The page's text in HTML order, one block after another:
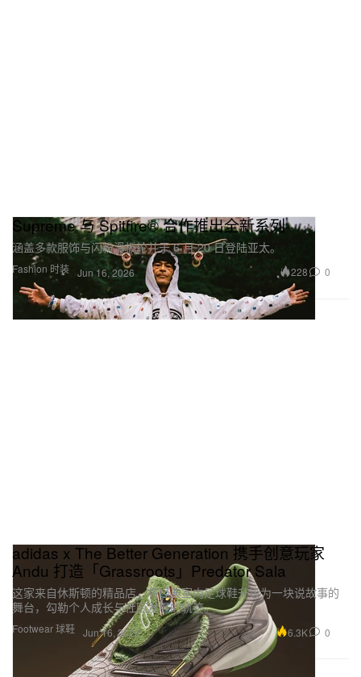
Fashion 时装
Supreme 与 Spitfire® 合作推出全新系列
涵盖多款服饰与闪粉滑板轮并于 6 月 20 日登陆亚太。
Jun 16, 2026 228 0
Footwear 球鞋
adidas x The Better Generation 携手创意玩家
Andu 打造「Grassroots」Predator Sala
这家来自休斯顿的精品店，将经典室内足球鞋升级为一块说故事的
舞台，勾勒个人成长与社区发展的轨迹。
Jun 16, 2026 6.3K 0